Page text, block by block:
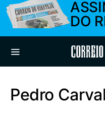
DO
Pedro